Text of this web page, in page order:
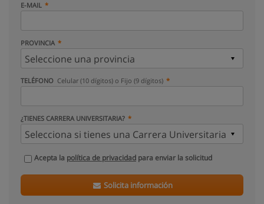
E-MAIL
PROVINCIA
TELÉFONO Celular (10 dígitos) o Fijo (9 dígitos)
¿TIENES CARRERA UNIVERSITARIA?
Acepta la política de privacidad para enviar la solicitud
Solicita información